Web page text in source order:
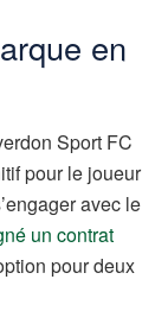
en
Sport FC
pour le joueur
avec le
un contrat
pour deux